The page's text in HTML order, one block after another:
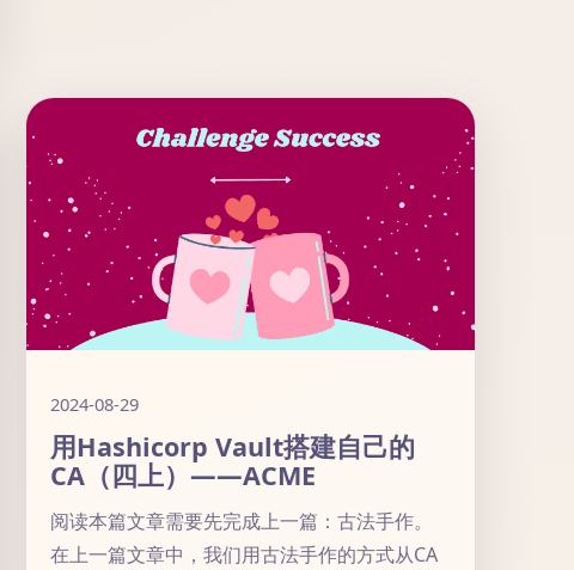
2024-08-29
用Hashicorp Vault搭建自己的
CA（四上）——ACME
阅读本篇文章需要先完成上一篇：古法手作。
在上一篇文章中，我们用古法手作的方式从CA